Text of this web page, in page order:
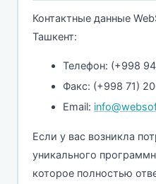
Контактные данные
Ташкент:
Телефон: (+998
Факс: (+998 71)
Email:
Если у вас возникла
уникального
которое полностью